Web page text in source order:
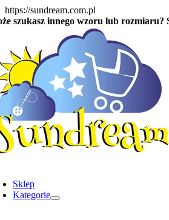
https://sundream.com.pl
to
content
szukasz innego wzoru lub rozmiaru?
Sklep
Kategorie